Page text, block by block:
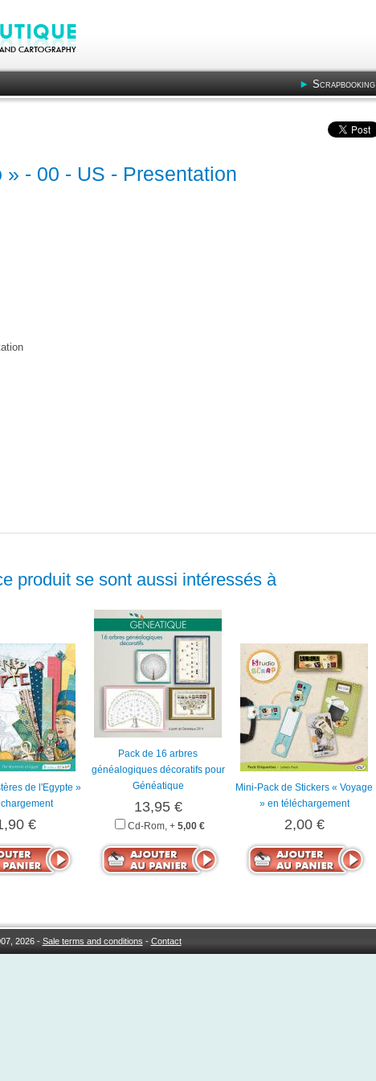
Scrapbooking
- 00 - US - Presentation
produit se sont aussi intéressés à
de l'Egypte »
€
Pack de 16 arbres
généalogiques décoratifs pour
Généatique
13,95 €
Cd-Rom, + 5,00 €
Mini-Pack de Stickers « Voyage
» en téléchargement
2,00 €
2026 - Sale terms and conditions - Contact